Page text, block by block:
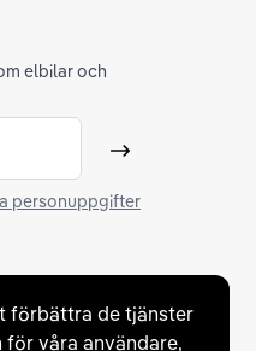
förbättra de tjänster
för våra användare,
elbilar och
Skicka
personuppgifter
för att erbjuda dig bästa